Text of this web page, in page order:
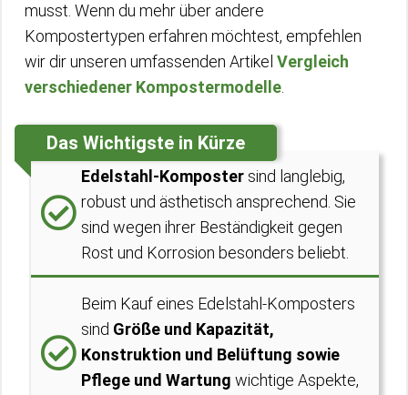
musst. Wenn du mehr über andere
Kompostertypen erfahren möchtest, empfehlen
wir dir unseren umfassenden Artikel Vergleich
verschiedener Kompostermodelle
Das Wichtigste in Kürze
Edelstahl-Komposter sind langlebig,
robust und ästhetisch ansprechend. Sie
sind wegen ihrer Beständigkeit gegen
Rost und Korrosion besonders beliebt.
Beim Kauf eines Edelstahl-Komposters
sind Größe und Kapazität,
Konstruktion und Belüftung sowie
Pflege und Wartung wichtige Aspekte,